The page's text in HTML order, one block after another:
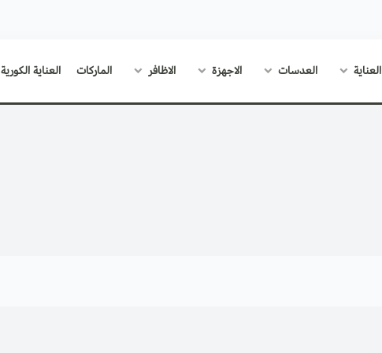
العناية العدسات الاجهزة الاظافر الماركات العناية الكورية